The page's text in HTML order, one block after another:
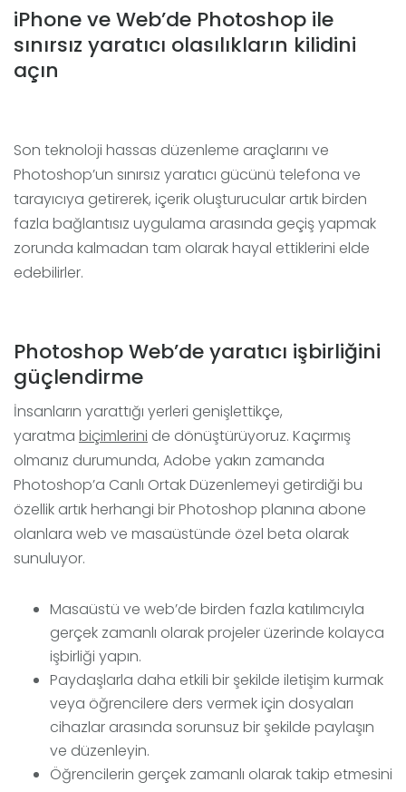
iPhone ve Web’de Photoshop ile
sınırsız yaratıcı olasılıkların kilidini
açın
Son teknoloji hassas düzenleme araçlarını ve
Photoshop’un sınırsız yaratıcı gücünü telefona ve
tarayıcıya getirerek, içerik oluşturucular artık birden
fazla bağlantısız uygulama arasında geçiş yapmak
zorunda kalmadan tam olarak hayal ettiklerini elde
edebilirler.
Photoshop Web’de yaratıcı işbirliğini
güçlendirme
İnsanların yarattığı yerleri genişlettikçe,
yaratma biçimlerini de dönüştürüyoruz. Kaçırmış
olmanız durumunda, Adobe yakın zamanda
Photoshop’a Canlı Ortak Düzenlemeyi getirdiği bu
özellik artık herhangi bir Photoshop planına abone
olanlara web ve masaüstünde özel beta olarak
sunuluyor.
Masaüstü ve web’de birden fazla katılımcıyla
gerçek zamanlı olarak projeler üzerinde kolayca
işbirliği yapın.
Paydaşlarla daha etkili bir şekilde iletişim kurmak
veya öğrencilere ders vermek için dosyaları
cihazlar arasında sorunsuz bir şekilde paylaşın
ve düzenleyin.
Öğrencilerin gerçek zamanlı olarak takip etmesini